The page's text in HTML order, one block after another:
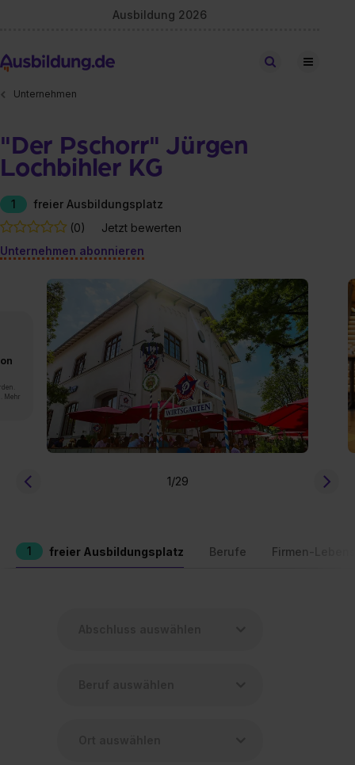
Ausbildung 2026
Stellen finden
Unternehmen
"Der Pschorr" Jürgen
Lochbihler KG
1
freier Ausbildungsplatz
(0)
Jetzt bewerten
Unternehmen abonnieren
Mehr
1/29
1 freier Ausbildungsplatz Berufe Firmen-